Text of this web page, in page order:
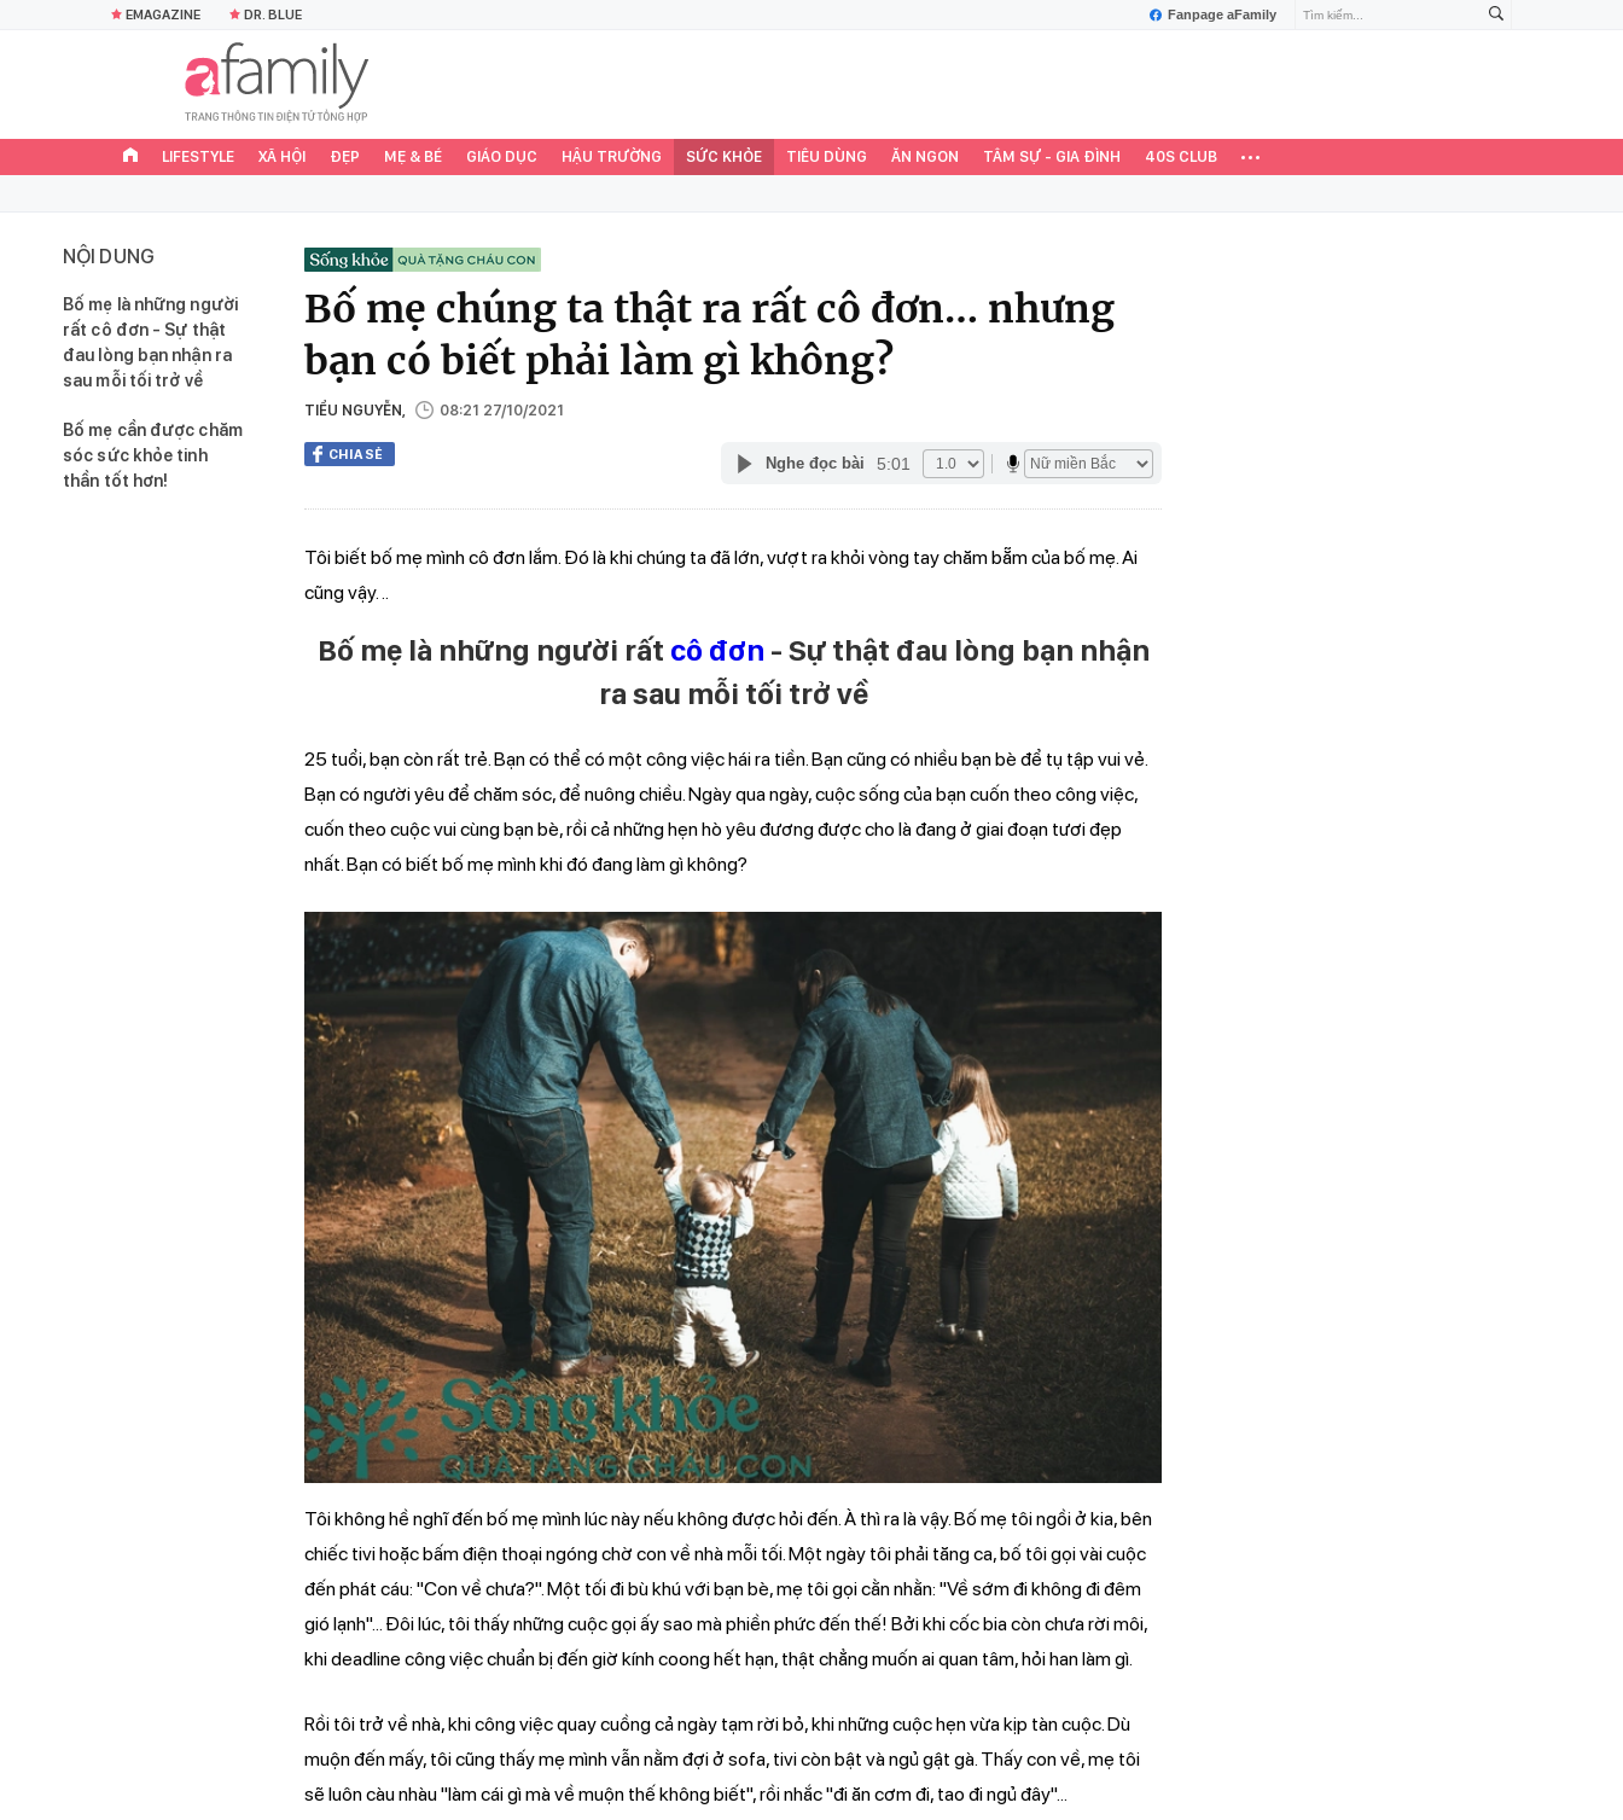
Fanpage aFamily
EMAGAZINE DR. BLUE
LIFESTYLE XÃ HỘI ĐẸP MẸ & BÉ GIÁO DỤC HẬU TRƯỜNG SỨC KHỎE TIÊU DÙNG ĂN NGON TÂM SỰ - GIA ĐÌNH 40S CLUB
NỘI DUNG
Bố mẹ là những người
rất cô đơn - Sự thật
đau lòng bạn nhận ra
sau mỗi tối trở về
Bố mẹ cần được chăm
sóc sức khỏe tinh
thần tốt hơn!
Bố mẹ chúng ta thật ra rất cô đơn… nhưng
bạn có biết phải làm gì không?
TIỂU NGUYỄN, 08:21 27/10/2021
CHIA SẺ Nghe đọc bài 5:01
Tôi biết bố mẹ mình cô đơn lắm. Đó là khi chúng ta đã lớn, vượt ra khỏi vòng tay chăm bẵm của bố mẹ. Ai
cũng vậy. ..
Bố mẹ là những người rất cô đơn - Sự thật đau lòng bạn nhận
ra sau mỗi tối trở về
25 tuổi, bạn còn rất trẻ. Bạn có thể có một công việc hái ra tiền. Bạn cũng có nhiều bạn bè để tụ tập vui vẻ.
Bạn có người yêu để chăm sóc, để nuông chiều. Ngày qua ngày, cuộc sống của bạn cuốn theo công việc,
cuốn theo cuộc vui cùng bạn bè, rồi cả những hẹn hò yêu đương được cho là đang ở giai đoạn tươi đẹp
nhất. Bạn có biết bố mẹ mình khi đó đang làm gì không?
Tôi không hề nghĩ đến bố mẹ mình lúc này nếu không được hỏi đến. À thì ra là vậy. Bố mẹ tôi ngồi ở kia, bên
chiếc tivi hoặc bấm điện thoại ngóng chờ con về nhà mỗi tối. Một ngày tôi phải tăng ca, bố tôi gọi vài cuộc
đến phát cáu: "Con về chưa?". Một tối đi bù khú với bạn bè, mẹ tôi gọi cằn nhằn: "Về sớm đi không đi đêm
gió lạnh"... Đôi lúc, tôi thấy những cuộc gọi ấy sao mà phiền phức đến thế! Bởi khi cốc bia còn chưa rời môi,
khi deadline công việc chuẩn bị đến giờ kính coong hết hạn, thật chẳng muốn ai quan tâm, hỏi han làm gì.
Rồi tôi trở về nhà, khi công việc quay cuồng cả ngày tạm rời bỏ, khi những cuộc hẹn vừa kịp tàn cuộc. Dù
muộn đến mấy, tôi cũng thấy mẹ mình vẫn nằm đợi ở sofa, tivi còn bật và ngủ gật gà. Thấy con về, mẹ tôi
sẽ luôn càu nhàu "làm cái gì mà về muộn thế không biết", rồi nhắc "đi ăn cơm đi, tao đi ngủ đây"...